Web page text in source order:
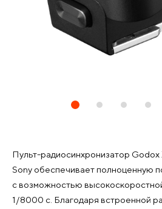
Пульт-радиосинхронизатор
Sony обеспечивает полноценную
с возможностью
1/8000 с. Благодаря встроенной